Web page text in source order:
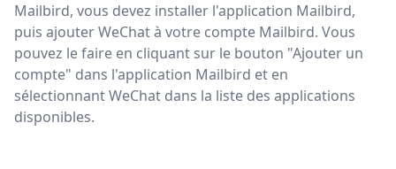
Mailbird, vous devez installer l'application Mailbird,
puis ajouter WeChat à votre compte Mailbird. Vous
pouvez le faire en cliquant sur le bouton "Ajouter un
compte" dans l'application Mailbird et en
sélectionnant WeChat dans la liste des applications
disponibles.